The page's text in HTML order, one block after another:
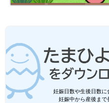
妊娠日数や生後日数
妊娠中から産後まで